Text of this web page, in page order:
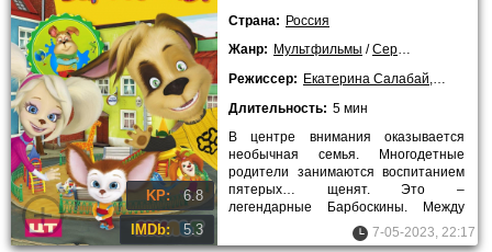
KP: 6.8
IMDb: 5.3
Страна: Россия
Жанр: Мультфильмы /Сериалы
Режиссер: Екатерина Салабай, Елена
Длительность: 5 мин
В центре внимания оказывается
необычная семья. Многодетные
родители занимаются воспитанием
пятерых… щенят. Это –
легендарные Барбоскины. Между
детьми случаются ссоры и
отчаянное
7-05-2023, 22:17